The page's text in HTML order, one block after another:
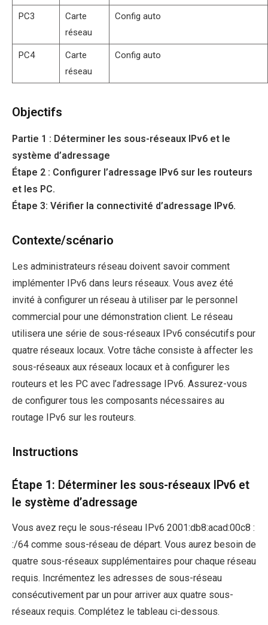
PC3
Carte
réseau
Config auto
PC4
Carte
réseau
Config auto
Objectifs
Partie 1 : Déterminer les sous-réseaux IPv6 et le
système d’adressage
Étape 2 : Configurer l’adressage IPv6 sur les routeurs
et les PC.
Étape 3: Vérifier la connectivité d’adressage IPv6.
Contexte/scénario
Les administrateurs réseau doivent savoir comment
implémenter IPv6 dans leurs réseaux. Vous avez été
invité à configurer un réseau à utiliser par le personnel
commercial pour une démonstration client. Le réseau
utilisera une série de sous-réseaux IPv6 consécutifs pour
quatre réseaux locaux. Votre tâche consiste à affecter les
sous-réseaux aux réseaux locaux et à configurer les
routeurs et les PC avec l’adressage IPv6. Assurez-vous
de configurer tous les composants nécessaires au
routage IPv6 sur les routeurs.
Instructions
Étape 1: Déterminer les sous-réseaux IPv6 et
le système d’adressage
Vous avez reçu le sous-réseau IPv6 2001:db8:acad:00c8 :
:/64 comme sous-réseau de départ. Vous aurez besoin de
quatre sous-réseaux supplémentaires pour chaque réseau
requis. Incrémentez les adresses de sous-réseau
consécutivement par un pour arriver aux quatre sous-
réseaux requis. Complétez le tableau ci-dessous.